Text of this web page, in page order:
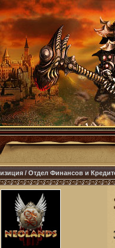
/Отдел Финансов и